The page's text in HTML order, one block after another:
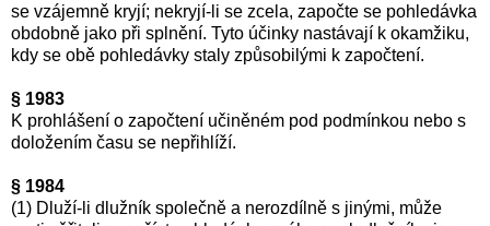
se vzájemně kryjí; nekryjí-li se zcela, započte se pohledávka
obdobně jako při splnění. Tyto účinky nastávají k okamžiku,
kdy se obě pohledávky staly způsobilými k započtení.
§ 1983
K prohlášení o započtení učiněném pod podmínkou nebo s
doložením času se nepřihlíží.
§ 1984
(1) Dluží-li dlužník společně a nerozdílně s jinými, může